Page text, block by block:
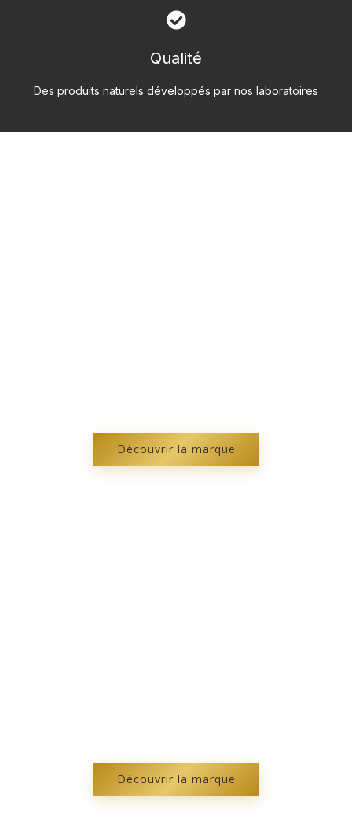
Qualité
Des produits naturels développés par nos laboratoires
Découvrir la marque
Découvrir la marque